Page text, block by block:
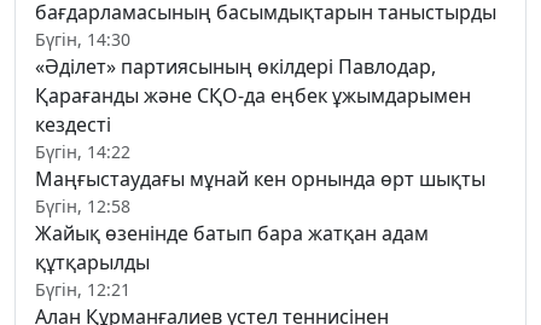
бағдарламасының басымдықтарын таныстырды
Бүгін, 14:30
«Әділет» партиясының өкілдері Павлодар,
Қарағанды және СҚО-да еңбек ұжымдарымен
кездесті
Бүгін, 14:22
Маңғыстаудағы мұнай кен орнында өрт шықты
Бүгін, 12:58
Жайық өзенінде батып бара жатқан адам
құтқарылды
Бүгін, 12:21
Алан Құрманғалиев үстел теннисінен